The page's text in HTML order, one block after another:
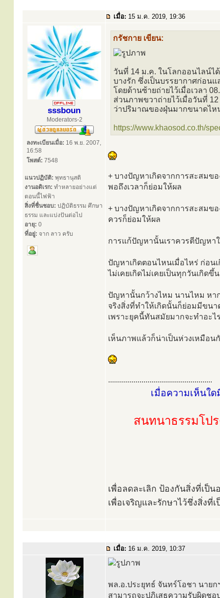
เมื่อ: 15 ม.ค. 2019, 19:36
sssboun
Moderators-2
ลงทะเบียนเมื่อ: 16 พ.ย. 2007,
16:58
โพสต์: 7548
แนวปฏิบัติ: พุทธานุสติ
งานอดิเรก: ทำหลายอย่างแต่
ตอนนี้ไฟฟ้า
สิ่งที่ชื่นชอบ: ปฏิบัติธรรม ศึกษา
ธรรม และแบ่งปันต่อไป
อายุ: 0
ที่อยู่: จาก ลาว ครับ
กรัชกาย เขียน:
วันที่ 14 ม.ค. ในโลกออนไลน์ไ
บางรัก ซึ่งเป็นบรรยากาศก่อนแ
โดยด้านซ้ายถ่ายไว้เมื่อเวลา
ส่วนภาพขวาถ่ายไว้เมื่อวันที่
ว่าปริมาณของฝุ่นมากขนาดไห
https://www.khaosod.co.th/
+ บางปัญหาเกิดจากการสะสมขอ
พอถึงเวลาก็ย่อมให้ผล
+ บางปัญหาเกิดจากการสะสมข
ควรก็ย่อมให้ผล
การแก้ปัญหานั้นเราควรตีปัญหา
ปัญหาเกิดตอนไหนเมื่อไหร่ ก่อน
ไม่เคยเกิดไม่เคยเป็นทุกวันเกิดขึ้
ปัญหานั้นกว้างไหม นานไหม หา
จริงสิ่งที่ทำให้เกิดนั้นก็ย่อมมีขน
เพราะยุคนี้ทันสมัยมากจะทำอะไ
เห็นภาพแล้วก็น่าเป็นห่วงเหมือ
.....................................................
เมื่อความเห็นใ
สนทนาธรรมโป
เพื่อลดละเลิก ป้องกันสิ่งที่เป็น
เพื่อเจริญและรักษาไว้ชึ่งสิ่งที่
เมื่อ: 16 ม.ค. 2019, 10:37
พล.อ.ประยุทธ์ จันทร์โอชา นาย
สามารถจะปฏิเสธความรับผิดชอ